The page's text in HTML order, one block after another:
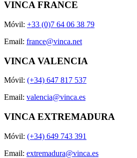
VINCA FRANCE
Móvil: +33 (0)7 64 06 38 79
Email: france@vinca.net
VINCA VALENCIA
Móvil: (+34) 647 817 537
Email: valencia@vinca.es
VINCA EXTREMADURA
Móvil: (+34) 649 743 391
Email: extremadura@vinca.es